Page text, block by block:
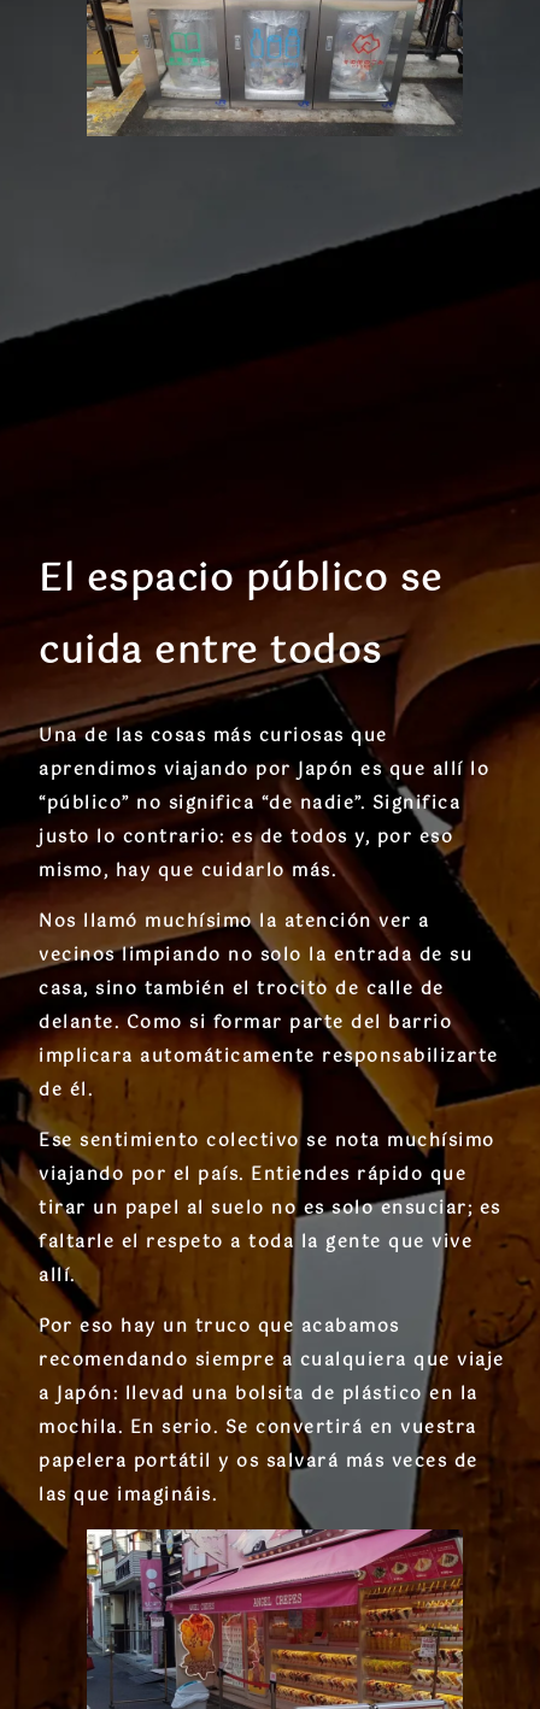
El espacio público se
cuida entre todos
Una de las cosas más curiosas que
aprendimos viajando por Japón es que allí lo
“público” no significa “de nadie”. Significa
justo lo contrario: es de todos y, por eso
mismo, hay que cuidarlo más.
Nos llamó muchísimo la atención ver a
vecinos limpiando no solo la entrada de su
casa, sino también el trocito de calle de
delante. Como si formar parte del barrio
implicara automáticamente responsabilizarte
de él.
Ese sentimiento colectivo se nota muchísimo
viajando por el país. Entiendes rápido que
tirar un papel al suelo no es solo ensuciar; es
faltarle el respeto a toda la gente que vive
allí.
Por eso hay un truco que acabamos
recomendando siempre a cualquiera que viaje
a Japón: llevad una bolsita de plástico en la
mochila. En serio. Se convertirá en vuestra
papelera portátil y os salvará más veces de
las que imagináis.